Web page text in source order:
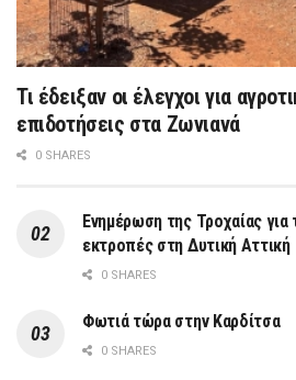
Τι έδειξαν οι έλεγχοι για
επιδοτήσεις στα Ζωνιανά
0 SHARES
Ενημέρωση της Τροχαίας για
εκτροπές στη Δυτική Αττική
0 SHARES
Φωτιά τώρα στην Καρδίτσα
0 SHARES